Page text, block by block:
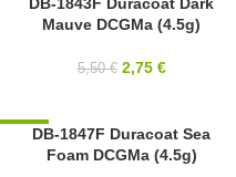
Mauve DCGMa (4.5g)
5,50€ 2,75 €
-50%DB-1847F Duracoat Sea
Foam DCGMa (4.5g)